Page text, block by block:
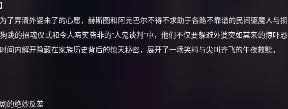
了弄清外婆未了的心愿，赫斯图和阿克巴尔不得不求助于各路不靠谱的民间驱魔人与损
跳的招魂仪式和令人啼笑皆非的“人鬼谈判”中，他们不仅要躲避外婆突如其来的惊吓恐
间内解开隐藏在家族历史背后的惊天秘密，展开了一场笑料与尖叫齐飞的午夜救赎。
的绝妙反差
还有支付宝现金红包、外卖红包、
优惠券、活动红包，每日可领。